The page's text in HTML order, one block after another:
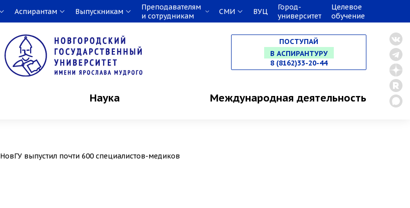
Аспирантам Выпускникам
Преподавателям
и сотрудникам
СМИ ВУЦ
Город-
университет
Целевое
обучение
ПОСТУПАЙ
НА СПЕЦИАЛИТЕТ
В МАГИСТРАТУРУ
8 (8162)33-20-44
Наука Международная деятельность
НовГУ выпустил почти 600 специалистов-медиков